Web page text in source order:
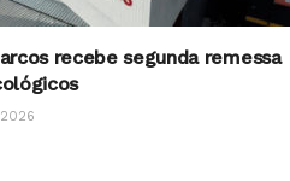
recebe segunda remessa